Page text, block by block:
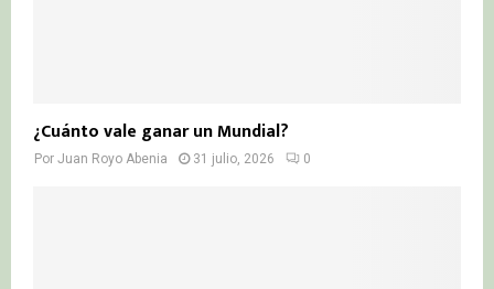
¿Cuánto vale ganar un Mundial?
Por Juan Royo Abenia 31 julio, 2026 0